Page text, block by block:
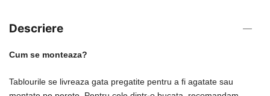
Descriere
Cum se monteaza?
Tablourile se livreaza gata pregatite pentru a fi agatate sau